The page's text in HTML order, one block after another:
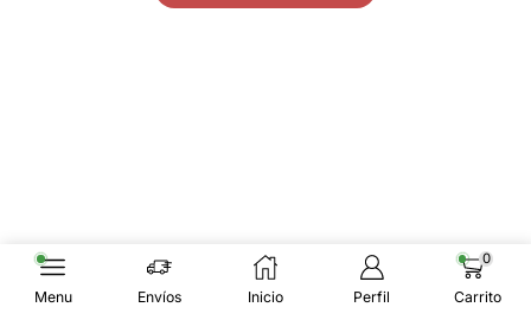
Menu Envíos Inicio Perfil
0
Carrito